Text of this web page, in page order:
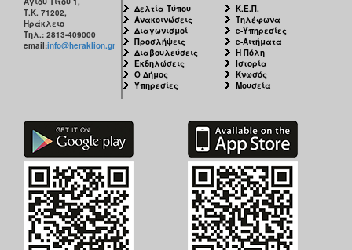
ΤΟΠΟΣ
ΜΑΣ
ΠΟΛΙΤΙΣΜΟΣ
Τ.Κ. 71202,
Ηράκλειο
Τηλ.: 2813-409000
email:info@heraklion.gr
Δελτία Τύπου
Ανακοινώσεις
Διαγωνισμοί
Προσλήψεις
Διαβουλεύσεις
Εκδηλώσεις
Ο Δήμος
Υπηρεσίες
Κ.Ε.Π.
Τηλέφωνα
e-Υπηρεσίες
e-Αιτήματα
Η Πόλη
Ιστορία
Κνωσός
Μουσεία